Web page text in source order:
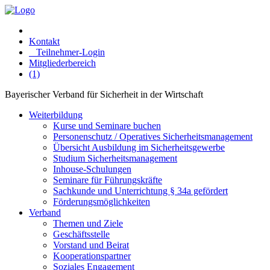
Kontakt
Teilnehmer-Login
Mitgliederbereich
(1)
Bayerischer Verband für Sicherheit in der Wirtschaft
Weiterbildung
Kurse und Seminare buchen
Personenschutz / Operatives Sicherheitsmanagement
Übersicht Ausbildung im Sicherheitsgewerbe
Studium Sicherheitsmanagement
Inhouse-Schulungen
Seminare für Führungskräfte
Sachkunde und Unterrichtung § 34a gefördert
Förderungsmöglichkeiten
Verband
Themen und Ziele
Geschäftsstelle
Vorstand und Beirat
Kooperationspartner
Soziales Engagement